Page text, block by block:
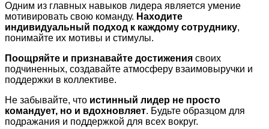
Одним из главных навыков лидера является умение
мотивировать свою команду. Находите
индивидуальный подход к каждому сотруднику,
понимайте их мотивы и стимулы.
Поощряйте и признавайте достижения своих
подчиненных, создавайте атмосферу взаимовыручки и
поддержки в коллективе.
Не забывайте, что истинный лидер не просто
командует, но и вдохновляет. Будьте образцом для
подражания и поддержкой для всех вокруг.